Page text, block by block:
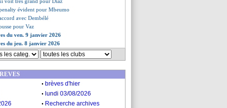
évident pour Mbeumo
avec Dembélé
pour Vaz
du ven. 9 janvier 2026
du jeu. 8 janvier 2026
. brèves d'hier
. lundi 03/08/2026
. Recherche archives